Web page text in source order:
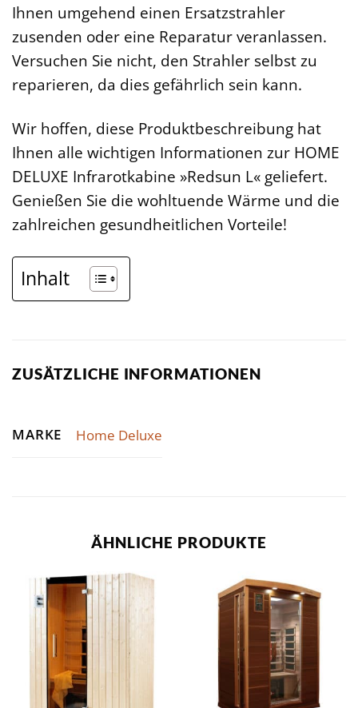
Ihnen umgehend einen Ersatzstrahler
zusenden oder eine Reparatur veranlassen.
Versuchen Sie nicht, den Strahler selbst zu
reparieren, da dies gefährlich sein kann.
Wir hoffen, diese Produktbeschreibung hat
Ihnen alle wichtigen Informationen zur HOME
DELUXE Infrarotkabine »Redsun L« geliefert.
Genießen Sie die wohltuende Wärme und die
zahlreichen gesundheitlichen Vorteile!
Inhalt
ZUSÄTZLICHE INFORMATIONEN
MARKE Home Deluxe
ÄHNLICHE PRODUKTE